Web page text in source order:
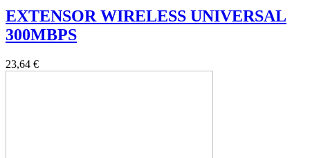
EXTENSOR WIRELESS UNIVERSAL
300MBPS
23,64 €